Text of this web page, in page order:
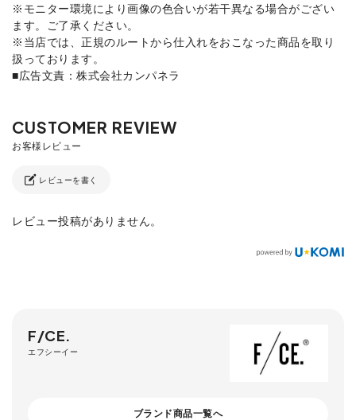
※モニター環境により画像の色合いが若干異なる場合がござい
ます。ご了承ください。
※当店では、正規のルートから仕入れをおこなった商品を取り
扱っております。
■広告文責：株式会社カンパネラ
レビューを書く
レビュー投稿がありません。
F/CE.
エフシーイー
ブランド商品一覧へ